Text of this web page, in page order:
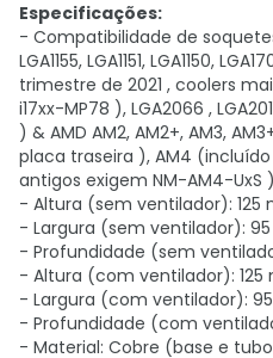
Especificações:
- Compatibilidade de soquetes:
LGA1155, LGA1151, LGA1150,
trimestre de 2021 , coolers
i17xx-MP78 ), LGA2066 ,
) & AMD AM2, AM2+, AM3,
placa traseira ), AM4
antigos exigem NM-AM4-UxS )
- Altura (sem ventilador): 125
- Largura (sem ventilador):
- Profundidade (sem
- Altura (com ventilador): 125
- Largura (com ventilador):
- Profundidade (com
- Material: Cobre (base e